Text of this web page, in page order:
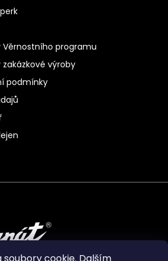
programu
výroby
podmínky